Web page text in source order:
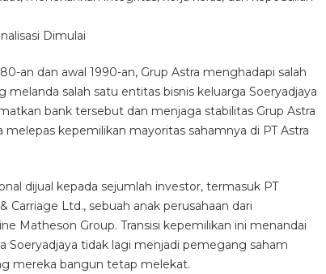
Dimulai
an dan awal 1990-an, Grup Astra menghadapi salah
salah satu entitas bisnis keluarga Soeryadjaya
bank tersebut dan menjaga stabilitas Grup Astra
kepemilikan mayoritas sahamnya di PT Astra
dijual kepada sejumlah investor, termasuk PT
Carriage Ltd., sebuah anak perusahaan dari
Matheson Group. Transisi kepemilikan ini menandai
Soeryadjaya tidak lagi menjadi pemegang saham
mereka bangun tetap melekat.